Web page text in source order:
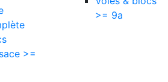
>=
>= 9a